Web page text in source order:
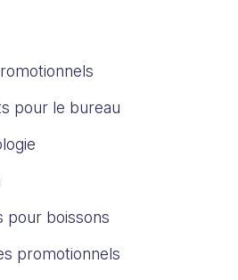
pour le bureau
pour boissons
promotionnels